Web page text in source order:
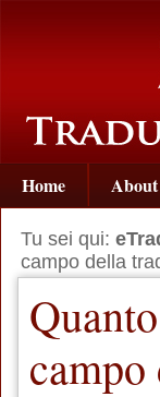
Home
Tu sei qui:
campo della